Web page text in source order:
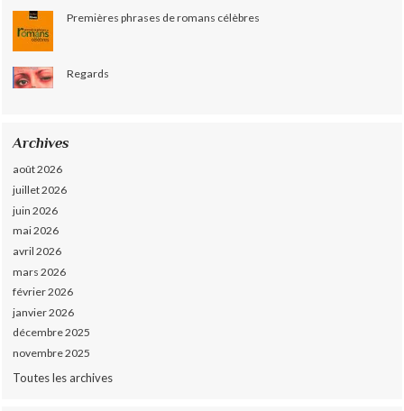
Premières phrases de romans célèbres
Regards
Archives
août 2026
juillet 2026
juin 2026
mai 2026
avril 2026
mars 2026
février 2026
janvier 2026
décembre 2025
novembre 2025
Toutes les archives